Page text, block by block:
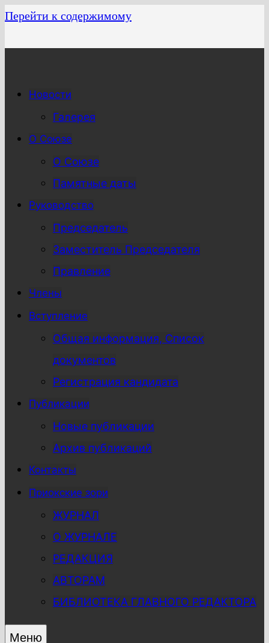
Перейти к содержимому
Новости
Галерея
О Союзе
О Союзе
Памятные даты
Руководство
Председатель
Заместитель Председателя
Правление
Члены
Вступление
Общая информация, Список
документов
Регистрация кандидата
Публикации
Новые публикации
Архив публикаций
Контакты
Приокские зори
ЖУРНАЛ
О ЖУРНАЛЕ
РЕДАКЦИЯ
АВТОРАМ
БИБЛИОТЕКА ГЛАВНОГО РЕДАКТОРА
Меню